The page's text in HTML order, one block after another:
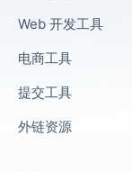
Web 开发工具
电商工具
提交工具
外链资源